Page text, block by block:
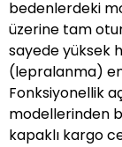
bedenlerdeki
üzerine tam
sayede yüksek
(lepralanma)
Fonksiyonellik
modellerinden
kapaklı kargo